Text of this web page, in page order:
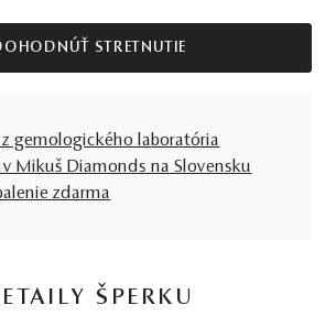
STRETNUTIE
gemologického laboratória
v Mikuš Diamonds na Slovensku
zdarma
ŠPERKU